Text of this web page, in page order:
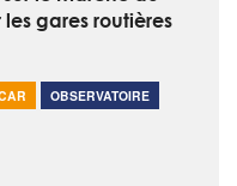
gares routières
OBSERVATOIRE